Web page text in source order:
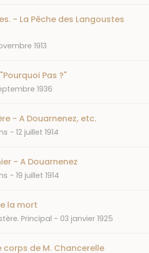
- La Pêche des Langoustes
1913
Pas ?"
1936
- A Douarnenez, etc.
DATE
12 juillet 1914
- A Douarnenez
DATE
19 juillet 1914
la mort
Principal DATE
03 janvier 1925
corps de M. Chancerelle